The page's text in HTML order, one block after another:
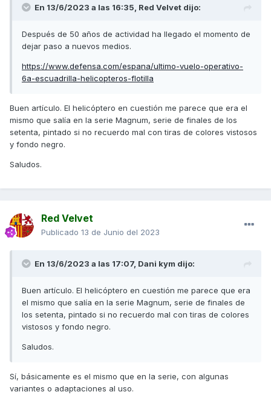
En 13/6/2023 a las 16:35, Red Velvet dijo:
Después de 50 años de actividad ha llegado el momento de
dejar paso a nuevos medios.
https://www.defensa.com/espana/ultimo-vuelo-operativo-
6a-escuadrilla-helicopteros-flotilla
Buen artículo. El helicóptero en cuestión me parece que era el
mismo que salía en la serie Magnum, serie de finales de los
setenta, pintado si no recuerdo mal con tiras de colores vistosos
y fondo negro.
Saludos.
Red Velvet
Publicado 13 de Junio del 2023
En 13/6/2023 a las 17:07, Dani kym dijo:
Buen artículo. El helicóptero en cuestión me parece que era
el mismo que salía en la serie Magnum, serie de finales de
los setenta, pintado si no recuerdo mal con tiras de colores
vistosos y fondo negro.
Saludos.
Sí, básicamente es el mismo que en la serie, con algunas
variantes o adaptaciones al uso.